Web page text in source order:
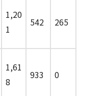
1,20
1
542 265
1,61
8
933 0